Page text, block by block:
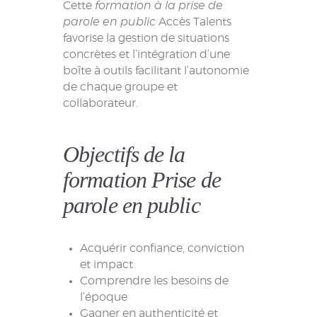
Cette formation à la prise de
parole en public Accès Talents
favorise la gestion de situations
concrètes et l’intégration d’une
boîte à outils facilitant l’autonomie
de chaque groupe et
collaborateur.
Objectifs de la
formation Prise de
parole en public
Acquérir confiance, conviction
et impact
Comprendre les besoins de
l’époque
Gagner en authenticité et